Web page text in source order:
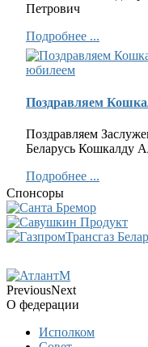
Петрович
Подробнее ...
Поздравляем
Поздравляем
Беларусь Кошкалду
Подробнее ...
Спонсоры
PreviousNext
О федерации
Исполком